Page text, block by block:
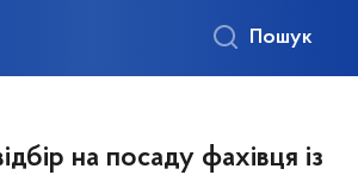
Пошук
на посаду фахівця із